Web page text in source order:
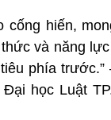
cống hiến,
và năng
phía trước.”
học Luật